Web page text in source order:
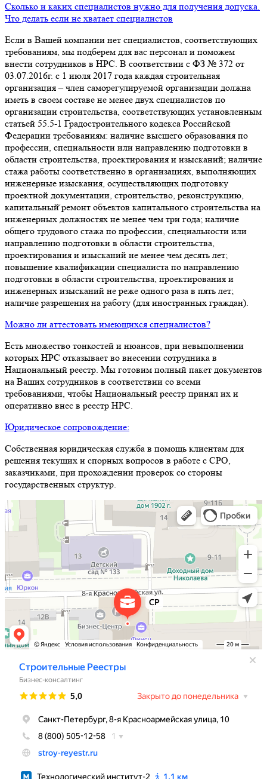
Сколько и каких специалистов нужно для получения допуска.
Что делать если не хватает специалистов
Если в Вашей компании нет специалистов, соответствующих
требованиям, мы подберем для вас персонал и поможем
внести сотрудников в НРС. В соответствии с ФЗ № 372 от
03.07.2016г. с 1 июля 2017 года каждая строительная
организация – член саморегулируемой организации должна
иметь в своем составе не менее двух специалистов по
организации строительства, соответствующих установленным
статьей 55.5-1 Градостроительного кодекса Российской
Федерации требованиям: наличие высшего образования по
профессии, специальности или направлению подготовки в
области строительства, проектирования и изысканий; наличие
стажа работы соответственно в организациях, выполняющих
инженерные изыскания, осуществляющих подготовку
проектной документации, строительство, реконструкцию,
капитальный̆ ремонт объектов капитального строительства на
инженерных должностях не менее чем три года; наличие
общего трудового стажа по профессии, специальности или
направлению подготовки в области строительства,
проектирования и изысканий не менее чем десять лет;
повышение квалификации специалиста по направлению
подготовки в области строительства, проектирования и
инженерных изысканий не реже одного раза в пять лет;
наличие разрешения на работу (для иностранных граждан).
Можно ли аттестовать имеющихся специалистов?
Есть множество тонкостей и нюансов, при невыполнении
которых НРС отказывает во внесении сотрудника в
Национальный реестр. Мы готовим полный пакет документов
на Ваших сотрудников в соответствии со всеми
требованиями, чтобы Национальный реестр принял их и
оперативно внес в реестр НРС.
Юридическое сопровождение:
Собственная юридическая служба в помощь клиентам для
решения текущих и спорных вопросов в работе с СРО,
заказчиками, при прохождении проверок со стороны
государственных структур.